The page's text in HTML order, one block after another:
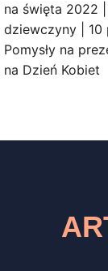
na święta 2022
dziewczyny | 10
Pomysły na
na Dzień Kobiet